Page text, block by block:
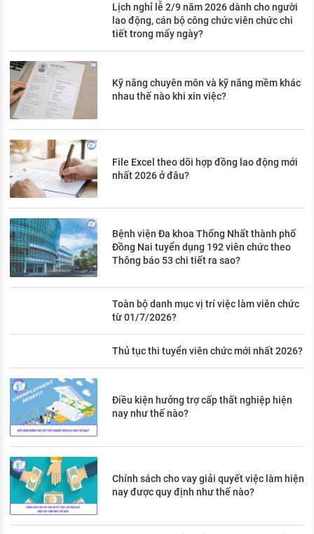
Lịch nghỉ lễ 2/9 năm 2026 dành cho người
lao động, cán bộ công chức viên chức chi
tiết trong mấy ngày?
Kỹ năng chuyên môn và kỹ năng mềm khác
nhau thế nào khi xin việc?
File Excel theo dõi hợp đồng lao động mới
nhất 2026 ở đâu?
Bệnh viện Đa khoa Thống Nhất thành phố
Đồng Nai tuyển dụng 192 viên chức theo
Thông báo 53 chi tiết ra sao?
Toàn bộ danh mục vị trí việc làm viên chức
từ 01/7/2026?
Thủ tục thi tuyển viên chức mới nhất 2026?
Điều kiện hưởng trợ cấp thất nghiệp hiện
nay như thế nào?
Chính sách cho vay giải quyết việc làm hiện
nay được quy định như thế nào?